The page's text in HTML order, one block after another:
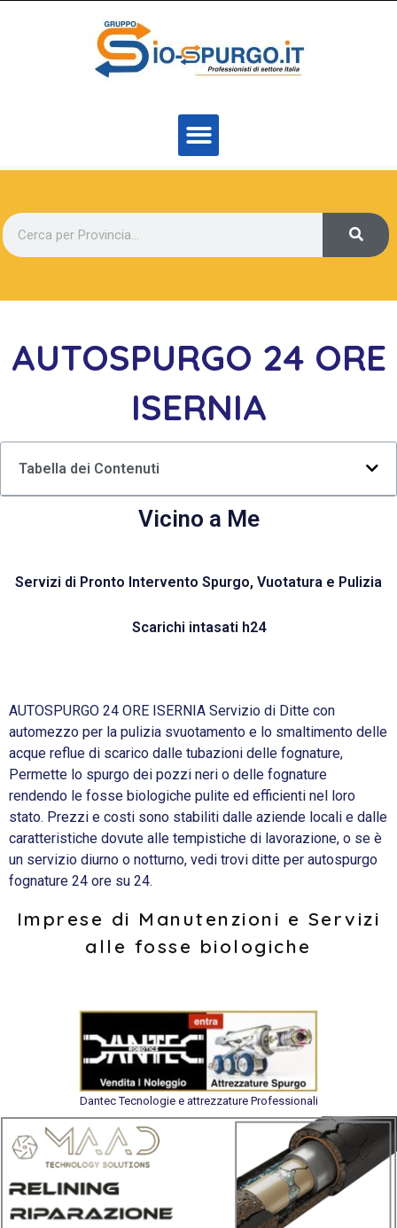
AUTOSPURGO 24 ORE
ISERNIA
Tabella dei Contenuti
Vicino a Me
Servizi di Pronto Intervento Spurgo, Vuotatura e Pulizia
Scarichi intasati h24
AUTOSPURGO 24 ORE ISERNIA Servizio di Ditte con
automezzo per la pulizia svuotamento e lo smaltimento delle
acque reflue di scarico dalle tubazioni delle fognature,
Permette lo spurgo dei pozzi neri o delle fognature
rendendo le fosse biologiche pulite ed efficienti nel loro
stato. Prezzi e costi sono stabiliti dalle aziende locali e dalle
caratteristiche dovute alle tempistiche di lavorazione, o se è
un servizio diurno o notturno, vedi trovi ditte per autospurgo
fognature 24 ore su 24.
Imprese di Manutenzioni e Servizi
alle fosse biologiche
Dantec Tecnologie e attrezzature Professionali